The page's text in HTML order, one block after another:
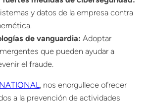
y datos de la empresa contra
de vanguardia: Adoptar
que pueden ayudar a
el fraude.
, nos enorgullece ofrecer
a la prevención de actividades